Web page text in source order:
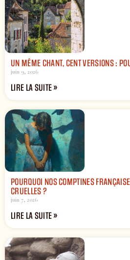
UN MÊME CHANT, CENT VERSIONS :
juin 9, 2026
LIRE LA SUITE »
POURQUOI NOS COMPTINES
CRUELLES ?
juin 7, 2026
LIRE LA SUITE »